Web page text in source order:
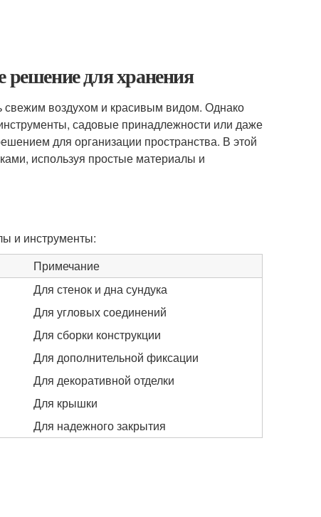
решение для хранения
воздухом и красивым видом. Однако
садовые принадлежности или даже
для организации пространства. В этой
используя простые материалы и
и инструменты:
Примечание
Для стенок и дна сундука
Для угловых соединений
Для сборки конструкции
Для дополнительной фиксации
Для декоративной отделки
Для крышки
Для надежного закрытия